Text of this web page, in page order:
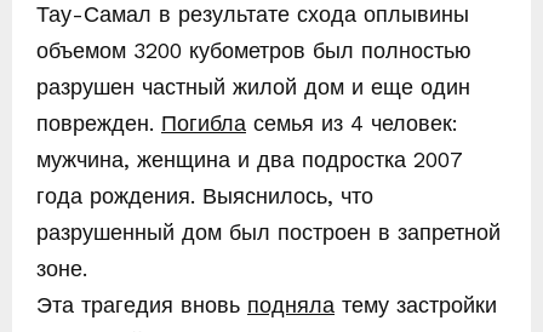
Тау-Самал в результате схода оплывины
объемом 3200 кубометров был полностью
разрушен частный жилой дом и еще один
поврежден. Погибла семья из 4 человек:
мужчина, женщина и два подростка 2007
года рождения. Выяснилось, что
разрушенный дом был построен в запретной
зоне.
Эта трагедия вновь подняла тему застройки